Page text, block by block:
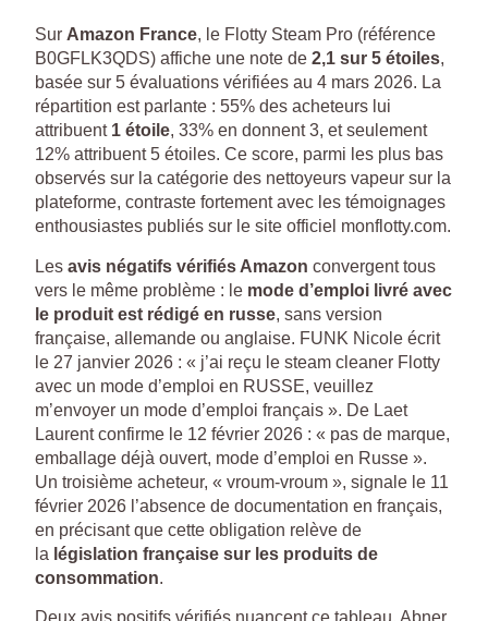
Sur Amazon France, le Flotty Steam Pro (référence
B0GFLK3QDS) affiche une note de 2,1 sur 5 étoiles,
basée sur 5 évaluations vérifiées au 4 mars 2026. La
répartition est parlante : 55% des acheteurs lui
attribuent 1 étoile, 33% en donnent 3, et seulement
12% attribuent 5 étoiles. Ce score, parmi les plus bas
observés sur la catégorie des nettoyeurs vapeur sur la
plateforme, contraste fortement avec les témoignages
enthousiastes publiés sur le site officiel monflotty.com.
Les avis négatifs vérifiés Amazon convergent tous
vers le même problème : le mode d’emploi livré avec
le produit est rédigé en russe, sans version
française, allemande ou anglaise. FUNK Nicole écrit
le 27 janvier 2026 : « j’ai reçu le steam cleaner Flotty
avec un mode d’emploi en RUSSE, veuillez
m’envoyer un mode d’emploi français ». De Laet
Laurent confirme le 12 février 2026 : « pas de marque,
emballage déjà ouvert, mode d’emploi en Russe ».
Un troisième acheteur, « vroum-vroum », signale le 11
février 2026 l’absence de documentation en français,
en précisant que cette obligation relève de
la législation française sur les produits de
consommation.
Deux avis positifs vérifiés nuancent ce tableau. Abner